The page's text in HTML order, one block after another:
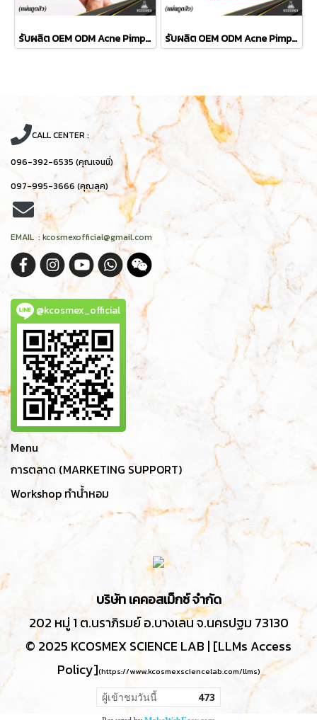
รับผลิต OEM ODM Acne Pimple Patches แผ่นดูดสิวไฮโดรคอลลอยด์คุณภาพสูง ดูดซับสิวเกลี้ยง สิวยุบไว พร้อมปกป้องผิวจากแบคทีเรีย รับผลิต OEM ODM Acne Pimple Patches แผ่นดูดสิวดีไซน์แฟชั่น สีสันสดใส ทันสมัย ติดพรางสิวเนียนไปกับการแต่งหน้า
CALL CENTER :
096-392-6535 (คุณเจนนี่)
097-995-3666 (คุณลุค)
EMAIL : kcosmexofficial@gmail.com
@kcosmex_official
Menu
การตลาด (MARKETING SUPPORT)
Workshop ทำน้ำหอม
บริษัท เคคอสเม็กซ์ จำกัด
202 หมู่ 1 ต.นราภิรมย์ อ.บางเลน จ.นครปฐม 73130
© 2025 KCOSMEX SCIENCE LAB | [LLMs Access
Policy](https://www.kcosmexsciencelab.com/llms)
ผู้เข้าชมวันนี้ 473